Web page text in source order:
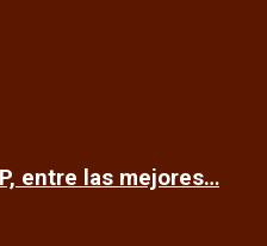
entre las mejores…